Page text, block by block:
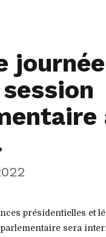
présidentielles et
sera